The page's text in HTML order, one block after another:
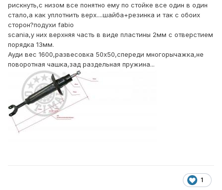
рискнуть,с низом все понятно ему по стойке все один в один
стало,а как уплотнить верх....шайба+резинка и так с обоих
сторон?подухи fabio
scania,у них верхняя часть в виде пластины 2мм с отверстием
порядка 13мм.
Ауди вес 1600,развесовка 50х50,спереди многорычажка,не
поворотная чашка,зад раздельная пружина...
1